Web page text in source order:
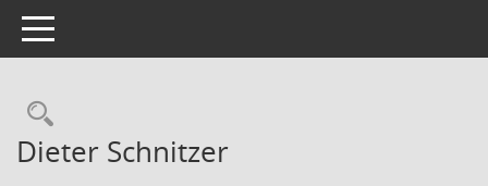
Toggle navigation
Rechercheauswahl
Dieter Schnitzer